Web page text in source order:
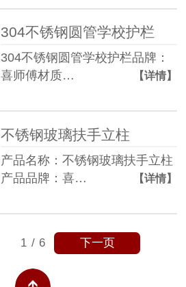
304不锈钢圆管学校护栏
304不锈钢圆管学校护栏品牌：
喜师傅材质…
【详情】
不锈钢玻璃扶手立柱
产品名称：不锈钢玻璃扶手立柱
产品品牌：喜…
【详情】
1 / 6 下一页